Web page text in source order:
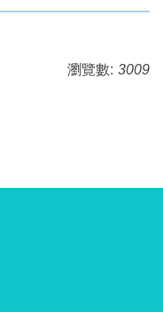
瀏覽數: 3009